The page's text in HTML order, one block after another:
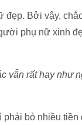
Bởi vậy,
phụ nữ xinh
vẫn rất hay như
bỏ nhiều tiền